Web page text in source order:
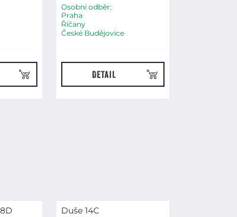
Osobní odběr:
Praha
Říčany
České Budějovice
DETAIL
Duše 14C